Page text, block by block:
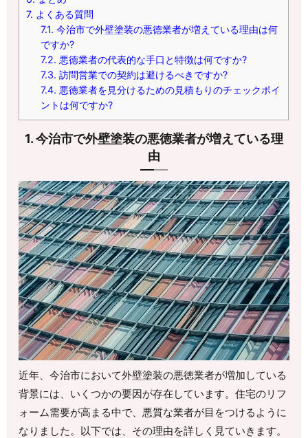
7. よくある質問
7.1. 今治市で外壁塗装の悪徳業者が増えている理由は何
ですか?
7.2. 悪徳業者の代表的な手口と特徴は何ですか?
7.3. 訪問営業での契約は避けるべきですか?
7.4. 悪徳業者を見分けるための見積もりのチェックポイ
ントは何ですか?
1. 今治市で外壁塗装の悪徳業者が増えている理
由
近年、今治市において外壁塗装の悪徳業者が増加している
背景には、いくつかの要因が存在しています。住宅のリフ
ォーム需要が高まる中で、悪質な業者が目をつけるように
なりました。以下では、その理由を詳しく見ていきます。